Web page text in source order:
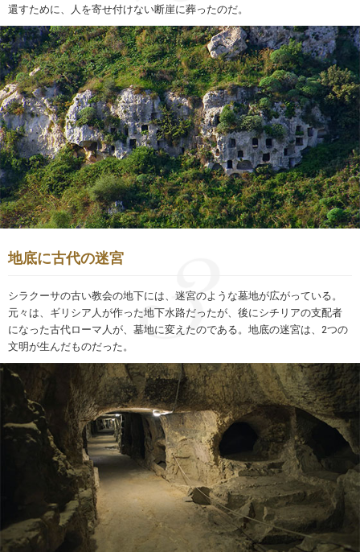
還すために、人を寄せ付けない断崖に葬ったのだ。
地底に古代の迷宮
シラクーサの古い教会の地下には、迷宮のような墓地が広がっている。
元々は、ギリシア人が作った地下水路だったが、後にシチリアの支配者
になった古代ローマ人が、墓地に変えたのである。地底の迷宮は、2つの
文明が生んだものだった。